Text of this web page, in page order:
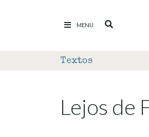
MENU
Textos
Lejos de